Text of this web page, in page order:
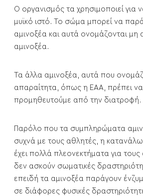
Ο οργανισμός τα χρησιμοποιεί για
μυϊκό ιστό. Το σώμα μπορεί να
αμινοξέα και αυτά ονομάζονται μη
αμινοξέα.
Τα άλλα αμινοξέα, αυτά που
απαραίτητα, όπως η ΕΑΑ, πρέπει
προμηθευτούμε από την διατροφή.
Παρόλο που τα συμπληρώματα
συχνά με τους αθλητές, η
έχει πολλά πλεονεκτήματα για
δεν ασκούν σωματικές
επειδή τα αμινοξέα παράγουν
σε διάφορες φυσικές